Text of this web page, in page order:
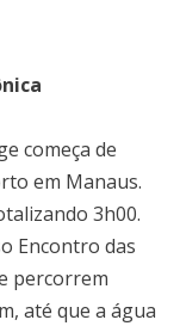
começa de
em Manaus.
3h00.
Encontro das
percorrem
até que a água